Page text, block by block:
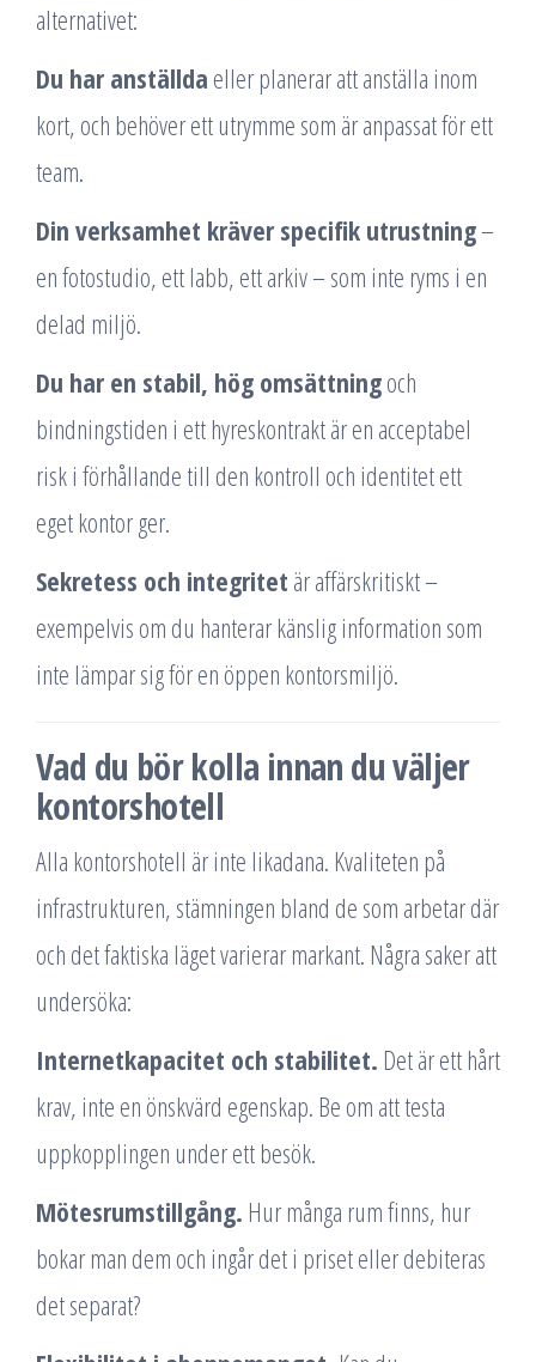
alternativet:
Du har anställda eller planerar att anställa inom
kort, och behöver ett utrymme som är anpassat för ett
team.
Din verksamhet kräver specifik utrustning–
en fotostudio, ett labb, ett arkiv – som inte ryms i en
delad miljö.
Du har en stabil, hög omsättningoch
bindningstiden i ett hyreskontrakt är en acceptabel
risk i förhållande till den kontroll och identitet ett
eget kontor ger.
Sekretess och integritet är affärskritiskt –
exempelvis om du hanterar känslig information som
inte lämpar sig för en öppen kontorsmiljö.
Vad du bör kolla innan du väljer
kontorshotell
Alla kontorshotell är inte likadana. Kvaliteten på
infrastrukturen, stämningen bland de som arbetar där
och det faktiska läget varierar markant. Några saker att
undersöka:
Internetkapacitet och stabilitet. Det är ett hårt
krav, inte en önskvärd egenskap. Be om att testa
uppkopplingen under ett besök.
Mötesrumstillgång. Hur många rum finns, hur
bokar man dem och ingår det i priset eller debiteras
det separat?